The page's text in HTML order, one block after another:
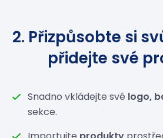
2. Přizpůsobte si
přidejte své
Snadno vkládejte své logo,
sekce.